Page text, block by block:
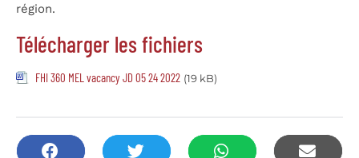
région.
Télécharger les fichiers
FHI 360 MEL vacancy JD 05 24 2022 (19 kB)